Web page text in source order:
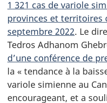
1 321 cas de variole
provinces et territoires
septembre 2022. Le
Tedros Adhanom
d’une conférence de
la « tendance à la
variole simienne au
encourageant, et a